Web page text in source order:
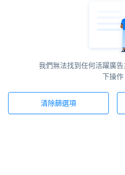
我們無法找到任何活躍廣
下操作
清除篩選項